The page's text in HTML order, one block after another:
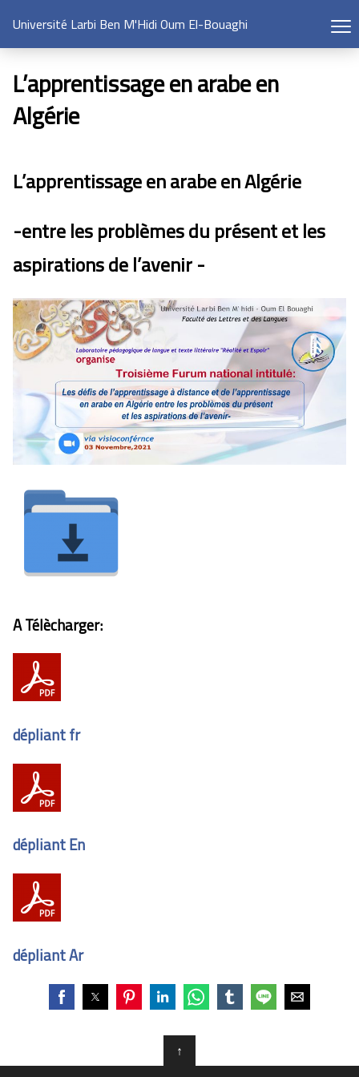
Université Larbi Ben M'Hidi Oum El-Bouaghi
L’apprentissage en arabe en
Algérie
L’apprentissage en arabe en Algérie
-entre les problèmes du présent et les
aspirations de l’avenir -
A Télècharger:
dépliant fr
dépliant En
dépliant Ar
↑